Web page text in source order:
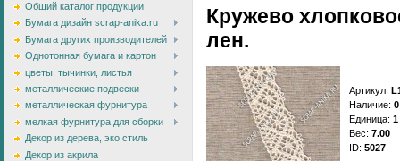
Общий каталог продукции
Бумага дизайн scrap-anika.ru
Бумага других производителей
Однотонная бумага и картон
цветы, тычинки, листья
металлические подвески
металлическая фурнитура
мелкая фурнитура для сборки
Декор из дерева, эко стиль
Декор из акрила
Кружево
лен.
Артикул:
Наличие: 0
Единица:
Вес: 7.00
ID: 5027